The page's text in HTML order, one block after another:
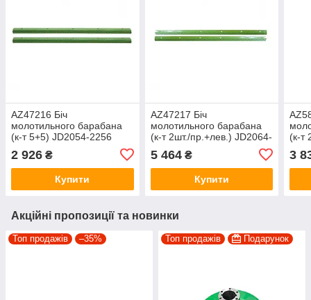
AZ47216 Біч
молотильного барабана
(к-т 5+5) JD2054-2256
2 926 ₴
Купити
AZ47217 Біч
молотильного барабана
(к-т 2шт./пр.+лев.) JD2064-
5 464₴
Купити
(к-т
3
Акційні пропозиції та новинки
Топ продажів –35% Топ продажів Подарунок